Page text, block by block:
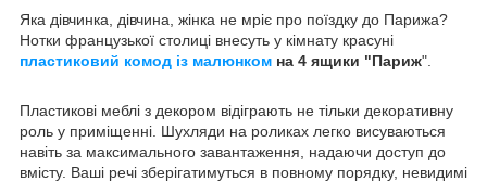
Яка дівчинка, дівчина, жінка не мріє про поїздку до Парижа?
Нотки французької столиці внесуть у кімнату красуні
пластиковий комод із малюнком на 4 ящики "Париж".
Пластикові меблі з декором відіграють не тільки декоративну
роль у приміщенні. Шухляди на роликах легко висуваються
навіть за максимального завантаження, надаючи доступ до
вмісту. Ваші речі зберігатимуться в повному порядку, невидимі